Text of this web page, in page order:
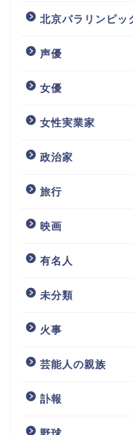
北京パラリンピッ
声優
女優
女性実業家
政治家
旅行
映画
有名人
未分類
火事
芸能人の親族
訃報